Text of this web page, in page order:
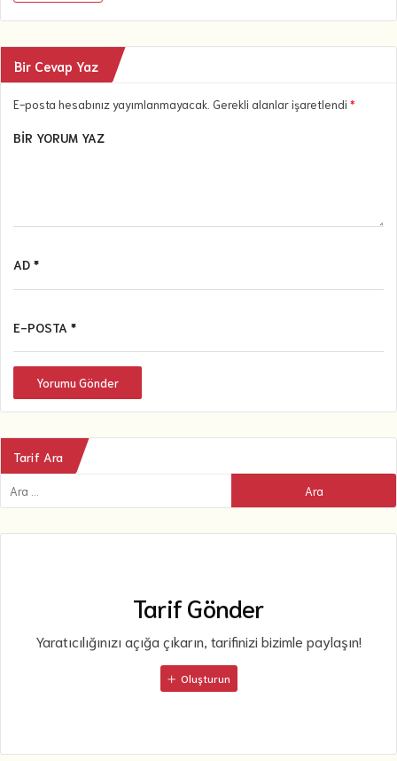
Bir Cevap Yaz
E-posta hesabınız yayımlanmayacak. Gerekli alanlar işaretlendi *
BIR YORUM YAZ
AD *
E-POSTA *
Yorumu Gönder
Tarif Ara
Tarif Gönder
Yaratıcılığınızı açığa çıkarın, tarifinizi bizimle paylaşın!
Oluşturun